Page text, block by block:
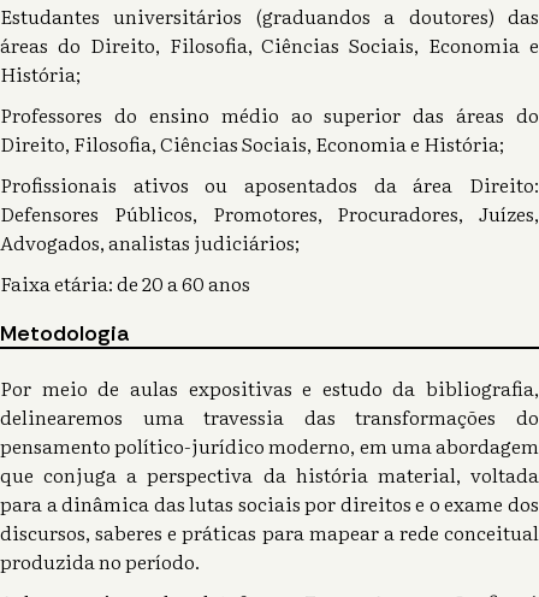
Estudantes universitários (graduandos a doutores) das
áreas do Direito, Filosofia, Ciências Sociais, Economia e
História;
Professores do ensino médio ao superior das áreas do
Direito, Filosofia, Ciências Sociais, Economia e História;
Profissionais ativos ou aposentados da área Direito:
Defensores Públicos, Promotores, Procuradores, Juízes,
Advogados, analistas judiciários;
Faixa etária: de 20 a 60 anos
Metodologia
Por meio de aulas expositivas e estudo da bibliografia,
delinearemos uma travessia das transformações do
pensamento político-jurídico moderno, em uma abordagem
que conjuga a perspectiva da história material, voltada
para a dinâmica das lutas sociais por direitos e o exame dos
discursos, saberes e práticas para mapear a rede conceitual
produzida no período.